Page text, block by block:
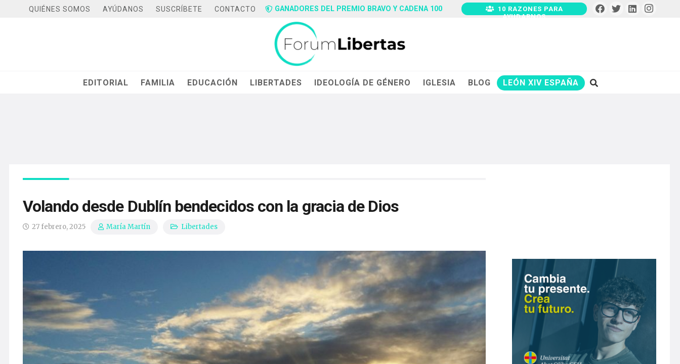
QUIÉNES SOMOS AYÚDANOS SUSCRÍBETE CONTACTO GANADORES DEL PREMIO BRAVO Y CADENA 100
10 RAZONES PARA
AYUDARNOS
EDITORIAL FAMILIA EDUCACIÓN LIBERTADES IDEOLOGÍA DE GÉNERO IGLESIA BLOG LEÓN XIV ESPAÑA
Volando desde Dublín bendecidos con la gracia de Dios
27 febrero, 2025 María Martín Libertades